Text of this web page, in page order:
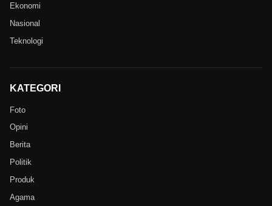
Ekonomi
Nasional
Teknologi
KATEGORI
Foto
Opini
Berita
Politik
Produk
Agama